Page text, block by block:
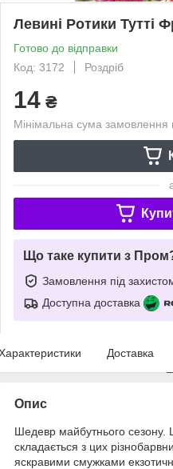
Левині Ротики Туттi
Готово до відправки
Код: 3172
Роздріб
14 ₴
Мінімальна сума
Що таке купити з
Замовлення під
Доступна доставка
Доставка
Опис
Шедевр майбутнього сезону.
складається з цих
яскравими смужками